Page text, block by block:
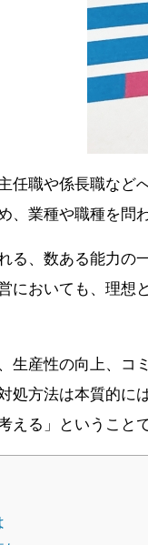
任職や係長職など
、業種や職種を問
る、数ある能力の
においても、理想
生産性の向上、コ
処方法は本質的に
える」ということで